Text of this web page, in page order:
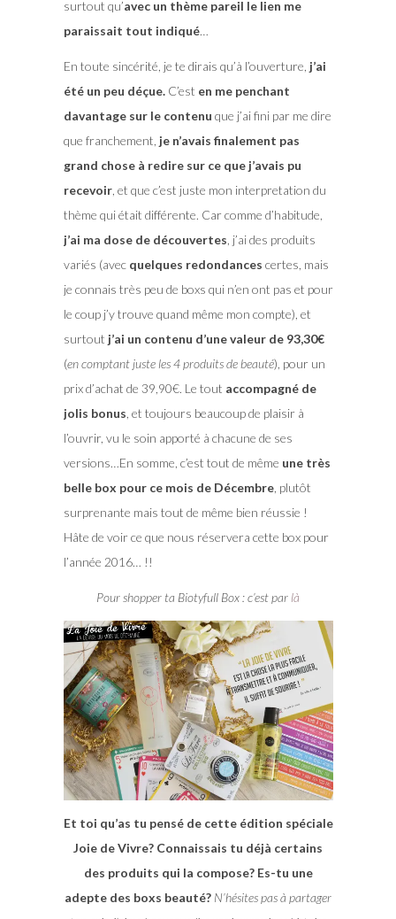
surtout qu’avec un thème pareil le lien me
paraissait tout indiqué…
En toute sincérité, je te dirais qu’à l’ouverture, j’ai
été un peu déçue.C’est en me penchant
davantage sur le contenu que j’ai fini par me dire
que franchement, je n’avais finalement pas
grand chose à redire sur ce que j’avais pu
recevoir, et que c’est juste mon interpretation du
thème qui était différente. Car comme d’habitude,
j’ai ma dose de découvertes , j’ai des produits
variés (avec quelques redondances certes, mais
je connais très peu de boxs qui n’en ont pas et pour
le coup j’y trouve quand même mon compte), et
surtout j’ai un contenu d’une valeur de 93,30€
(en comptant juste les 4 produits de beauté), pour un
prix d’achat de 39,90€. Le tout accompagné de
jolis bonus , et toujours beaucoup de plaisir à
l’ouvrir, vu le soin apporté à chacune de ses
versions…En somme, c’est tout de même une très
belle box pour ce mois de Décembre, plutôt
surprenante mais tout de même bien réussie !
Hâte de voir ce que nous réservera cette box pour
l’année 2016… !!
Pour shopper ta Biotyfull Box : c’est par là
Et toi qu’as tu pensé de cette édition spéciale
Joie de Vivre? Connaissais tu déjà certains
des produits qui la compose? Es-tu une
adepte des boxs beauté? N’hésites pas à partager